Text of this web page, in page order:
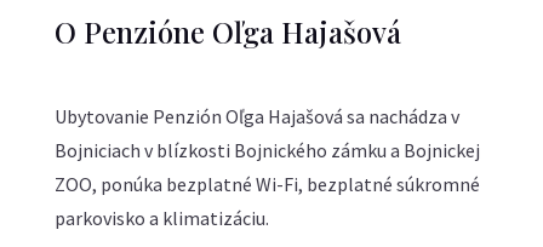
O Penzióne Oľga Hajašová
Ubytovanie Penzión Oľga Hajašová sa nachádza v
Bojniciach v blízkosti Bojnického zámku a Bojnickej
ZOO, ponúka bezplatné Wi-Fi, bezplatné súkromné
parkovisko a klimatizáciu.